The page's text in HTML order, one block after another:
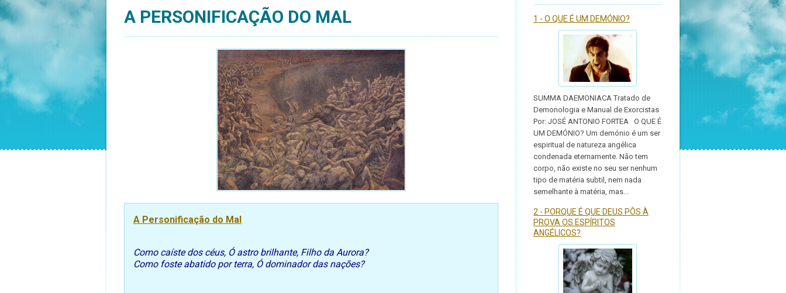
A PERSONIFICAÇÃO DO MAL
A Personificação do Mal
Como caíste dos céus, Ó astro brilhante, Filho da Aurora?
Como foste abatido por terra, Ó dominador das nações?
1 - O QUE É UM DEMÓNIO?
SUMMA DAEMONIACA Tratado de
Demonologia e Manual de Exorcistas
Por: JOSÉ ANTONIO FORTEA O QUE É
UM DEMÓNIO? Um demónio é um ser
espiritual de natureza angélica
condenada eternamente. Não tem
corpo, não existe no seu ser nenhum
tipo de matéria subtil, nem nada
semelhante à matéria, mas...
2 - PORQUE É QUE DEUS PÔS À
PROVA OS ESPÍRITOS
ANGÉLICOS?